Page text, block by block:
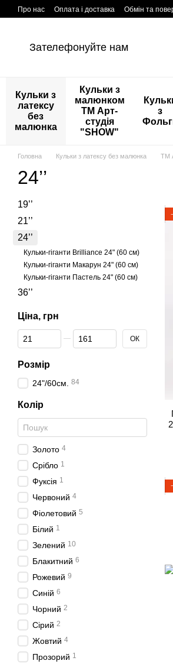
Перейти к основному контенту
Про нас Оплата і доставка Обмін та
Зателефонуйте нам
Кульки з
латексу
без
малюнка
Кульки з
малюнком
ТМ Арт-
студія
"SHOW"
з
Головна Кульки з латексу без малюнка ТМ
24’’
19’’
21’’
24’’
Кульки-гіганти Brilliance 24" (60 см)
Кульки-гіганти Макарун 24" (60 см)
Кульки-гіганти Пастель 24" (60 см)
36’’
Ціна, грн
Від Ціна, грн
До Ціна, грн ОК
Розмір
24"/60см. 84
Колір
Золото 4
Срібло 1
Фуксія 1
Червоний 4
Фіолетовий 5
Білий 1
Зелений 10
Блакитний 6
Рожевий 9
Синій 6
Чорний 2
Сірий 2
Жовтий 4
Прозорий 1